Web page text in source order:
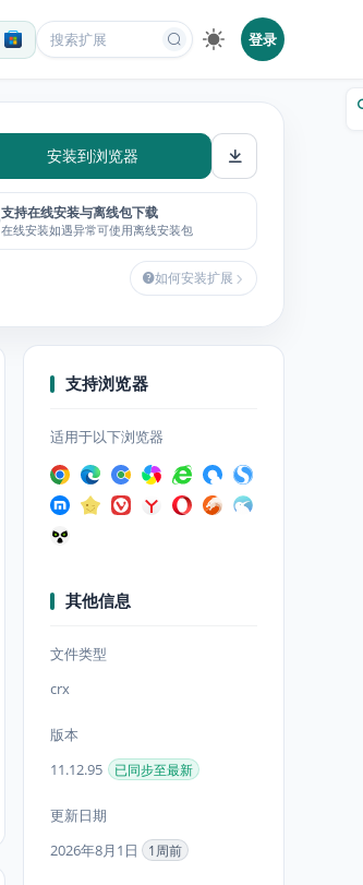
登录
安装到浏览器
支持在线安装与离线包下载
在线安装如遇异常可使用离线安装包
如何安装扩展
支持浏览器
适用于以下浏览器
其他信息
文件类型
crx
版本
11.12.95
已同步至最新
更新日期
2026年8月1日
1周前